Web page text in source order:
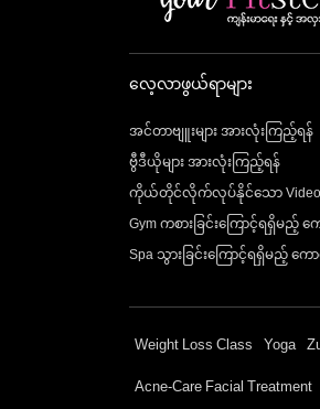
လေ့လာဖွယ်ရာများ
အင်တာဗျူးများ အားလုံးကြည့်ရန်
ဗွီဒီယိုများ အားလုံးကြည့်ရန်
ကိုယ်တိုင်လိုက်လုပ်နိုင်သော Video
Gym ကစားခြင်းကြောင့်ရရှိမည့် ကေ
Spa သွားခြင်းကြောင့်ရရှိမည့် ကော
Weight Loss Class Yoga
Acne-Care Facial Treatment